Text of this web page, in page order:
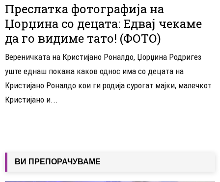
Преслатка фотографија на
Џорџина со децата: Едвај чекаме
да го видиме тато! (ФОТО)
Вереничката на Кристијано Роналдо, Џорџина Родригез
уште еднаш покажа каков однос има со децата на
Кристијано Роналдо кои ги родија сурогат мајки, малечкот
Кристијано и...
ВИ ПРЕПОРАЧУВАМЕ